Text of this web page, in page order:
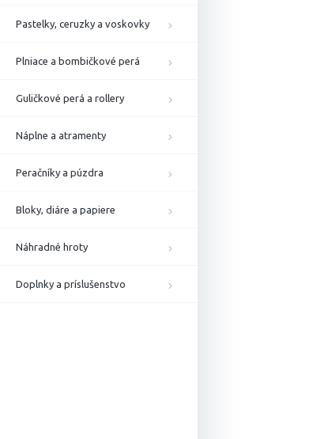
Pastelky, ceruzky a voskovky
Plniace a bombičkové perá
Guličkové perá a rollery
Náplne a atramenty
Peračníky a púzdra
Bloky, diáre a papiere
Náhradné hroty
Doplnky a príslušenstvo